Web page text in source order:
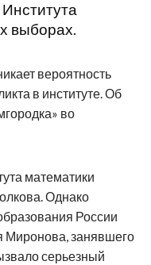
выборах.
вероятность
в институте. Об
во
математики
Однако
России
Миронова, занявшего
серьезный